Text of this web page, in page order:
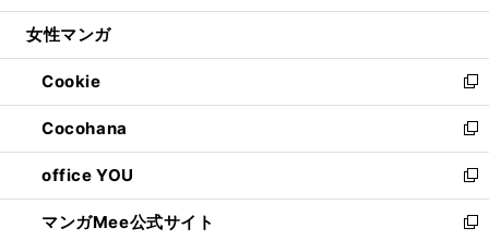
開
ウ
開
く
ン
ウ
で
開
く
ウ
ン
ド
ウ
で
開
く
し
ウ
ィ
ン
ド
ウ
で
開
く
女性マンガ
Cookie
新
し
い
ウ
ィ
ン
ド
Cocohana
新
し
い
ウ
ィ
office YOU
新
し
い
マンガMee公式サイト 新